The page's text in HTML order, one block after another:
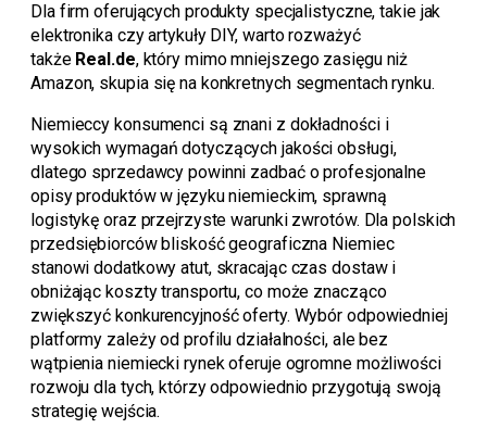
Dla firm oferujących produkty specjalistyczne, takie jak
elektronika czy artykuły DIY, warto rozważyć
także Real.de, który mimo mniejszego zasięgu niż
Amazon, skupia się na konkretnych segmentach rynku.
Niemieccy konsumenci są znani z dokładności i
wysokich wymagań dotyczących jakości obsługi,
dlatego sprzedawcy powinni zadbać o profesjonalne
opisy produktów w języku niemieckim, sprawną
logistykę oraz przejrzyste warunki zwrotów. Dla polskich
przedsiębiorców bliskość geograficzna Niemiec
stanowi dodatkowy atut, skracając czas dostaw i
obniżając koszty transportu, co może znacząco
zwiększyć konkurencyjność oferty. Wybór odpowiedniej
platformy zależy od profilu działalności, ale bez
wątpienia niemiecki rynek oferuje ogromne możliwości
rozwoju dla tych, którzy odpowiednio przygotują swoją
strategię wejścia.